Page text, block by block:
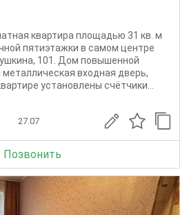
квартира площадью 31 кв. м
пятиэтажки в самом центре
101. Дом повышенной
входная дверь,
установлены счётчики...
27.07
Позвонить